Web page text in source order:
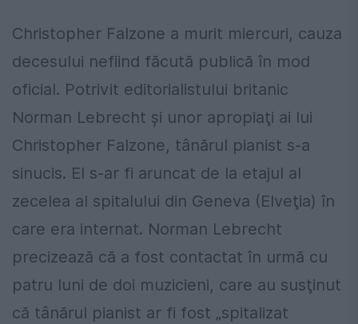
Christopher Falzone a murit miercuri, cauza
decesului nefiind făcută publică în mod
oficial. Potrivit editorialistului britanic
Norman Lebrecht şi unor apropiaţi ai lui
Christopher Falzone, tânărul pianist s-a
sinucis. El s-ar fi aruncat de la etajul al
zecelea al spitalului din Geneva (Elveţia) în
care era internat. Norman Lebrecht
precizează că a fost contactat în urmă cu
patru luni de doi muzicieni, care au susţinut
că tânărul pianist ar fi fost „spitalizat